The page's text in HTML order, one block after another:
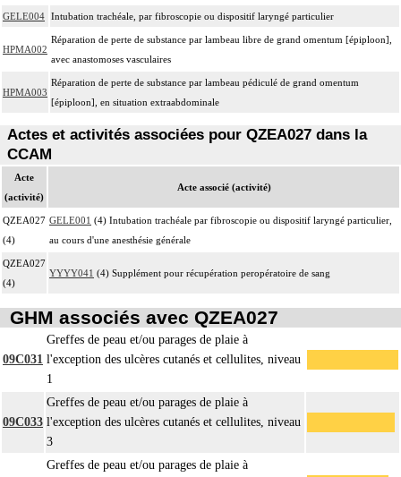
GELE004 Intubation trachéale, par fibroscopie ou dispositif laryngé particulier
HPMA002
Réparation de perte de substance par lambeau libre de grand omentum [épiploon],
avec anastomoses vasculaires
HPMA003
Réparation de perte de substance par lambeau pédiculé de grand omentum
[épiploon], en situation extraabdominale
Actes et activités associées pour QZEA027 dans la
CCAM
Acte
(activité)
Acte associé (activité)
QZEA027
(4)
GELE001 (4) Intubation trachéale par fibroscopie ou dispositif laryngé particulier,
au cours d'une anesthésie générale
QZEA027
(4)
YYYY041 (4) Supplément pour récupération peropératoire de sang
GHM associés avec QZEA027
09C031
Greffes de peau et/ou parages de plaie à
l'exception des ulcères cutanés et cellulites, niveau
1
09C033
Greffes de peau et/ou parages de plaie à
l'exception des ulcères cutanés et cellulites, niveau
3
Greffes de peau et/ou parages de plaie à